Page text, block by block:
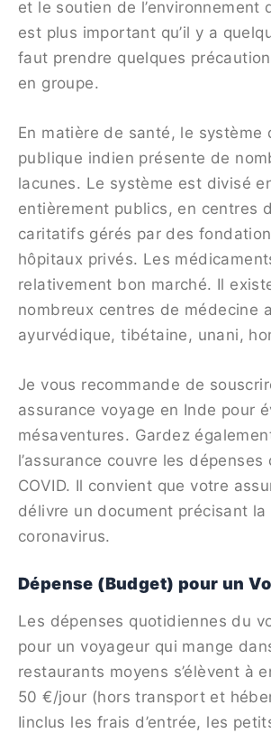
et le soutien de l’environnement
est plus important qu’il y a
faut prendre quelques
en groupe.
En matière de santé, le système
publique indien présente de
lacunes. Le système est divisé
entièrement publics, en centres
caritatifs gérés par des
hôpitaux privés. Les
relativement bon marché. Il
nombreux centres de médecine
ayurvédique, tibétaine, unani,
Je vous recommande de
assurance voyage en Inde pour
mésaventures. Gardez
l’assurance couvre les dépenses
COVID. Il convient que votre
délivre un document précisant
coronavirus.
Dépense (Budget) pour un
Les dépenses quotidiennes du
pour un voyageur qui mange
restaurants moyens s’élèvent à
50 €/jour (hors transport et
Iinclus les frais d’entrée, les